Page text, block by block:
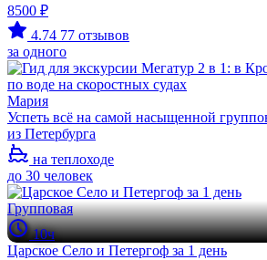
8500 ₽
4.74 77 отзывов
за одного
Мария
Успеть всё на самой насыщенной
из Петербурга
на теплоходе
до 30 человек
Групповая
10ч
Царское Село и Петергоф за 1 день